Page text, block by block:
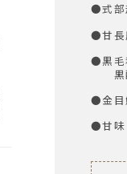
●式部
●甘長
●黒毛
黒酢
●金目
●甘味